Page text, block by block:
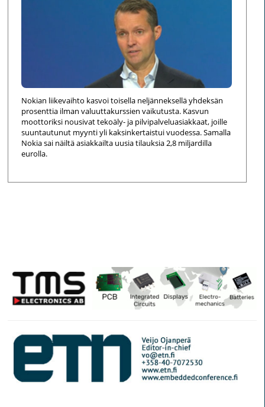
Nokian liikevaihto kasvoi toisella neljänneksellä yhdeksän
prosenttia ilman valuuttakurssien vaikutusta. Kasvun
moottoriksi nousivat tekoäly- ja pilvipalveluasiakkaat, joille
suuntautunut myynti yli kaksinkertaistui vuodessa. Samalla
Nokia sai näiltä asiakkailta uusia tilauksia 2,8 miljardilla
eurolla.